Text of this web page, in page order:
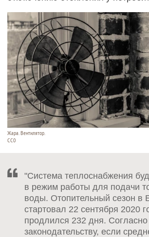
Жара. Вентилятор.
СС0
"Система теплоснабжения
в режим работы для подачи
воды. Отопительный сезон в
стартовал 22 сентября 2020
продлился 232 дня. Согласно
законодательству, если